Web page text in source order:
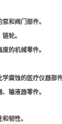
和阀门部件。
轮。
的机械零件。
腐蚀的医疗仪器部件
、输液器零件。
韧性。